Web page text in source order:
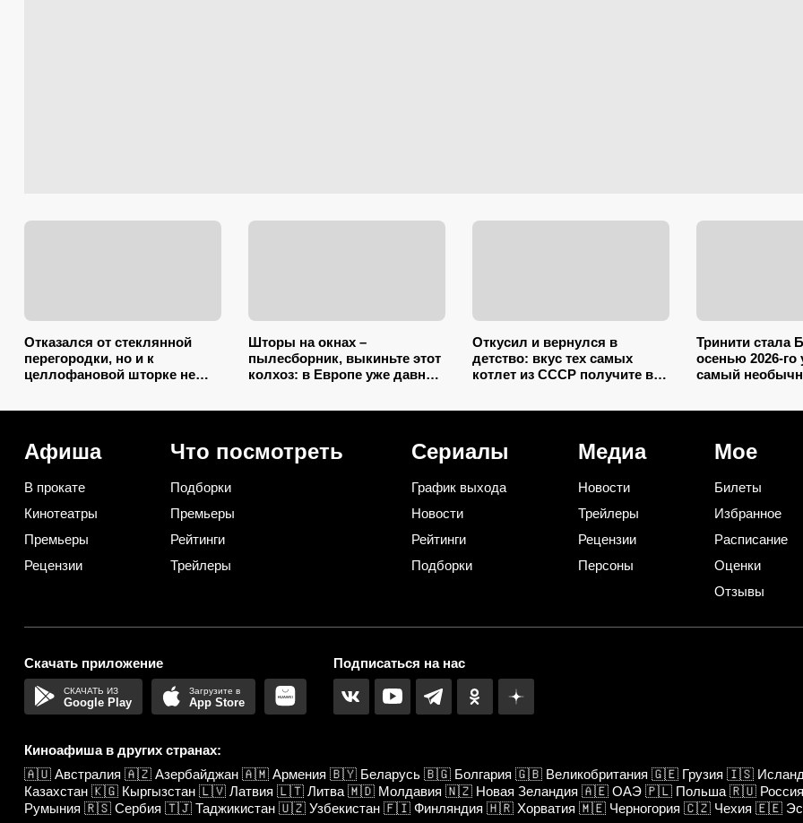
Отказался от стеклянной
перегородки, но и к
целлофановой шторке не
Шторы на окнах –
пылесборник, выкиньте этот
колхоз: в Европе уже давно
Откусил и вернулся в
детство: вкус тех самых
котлет из СССР получите в
Тринити стала
осенью 2026-го
самый
Афиша
В прокате
Кинотеатры
Премьеры
Рецензии
Что посмотреть
Подборки
Премьеры
Рейтинги
Трейлеры
Сериалы
График выхода
Новости
Рейтинги
Подборки
Медиа
Новости
Трейлеры
Рецензии
Персоны
Мое
Билеты
Избранное
Расписание
Оценки
Отзывы
Скачать приложение
Google Play App Store
Подписаться на нас
Киноафиша в других странах:
🇦🇺 Австралия 🇦🇿 Азербайджан 🇦🇲 Армения 🇧🇾 Беларусь 🇧🇬 Болгария 🇬🇧 Великобритания 🇬🇪 Грузия 🇮🇸
Казахстан 🇰🇬 Кыргызстан 🇱🇻 Латвия 🇱🇹 Литва 🇲🇩 Молдавия 🇳🇿 Новая Зеландия 🇦🇪 ОАЭ 🇵🇱 Польша 🇷🇺 Россия
Румыния 🇷🇸 Сербия 🇹🇯 Таджикистан 🇺🇿 Узбекистан 🇫🇮 Финляндия 🇭🇷 Хорватия 🇲🇪 Черногория 🇨🇿 Чехия 🇪🇪